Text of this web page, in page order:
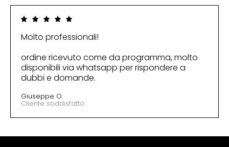
Molto professionali!
ordine ricevuto come da programma, molto
disponibili via whatsapp per rispondere a
dubbi e domande.
Giuseppe O.
Cliente soddisfatto